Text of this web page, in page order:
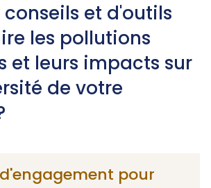
conseils et d'outils
les pollutions
et leurs impacts sur
de votre
pour